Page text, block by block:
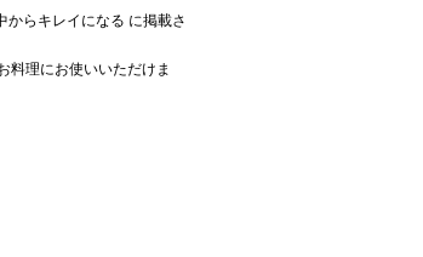
からキレイになる に掲載さ
料理にお使いいただけま